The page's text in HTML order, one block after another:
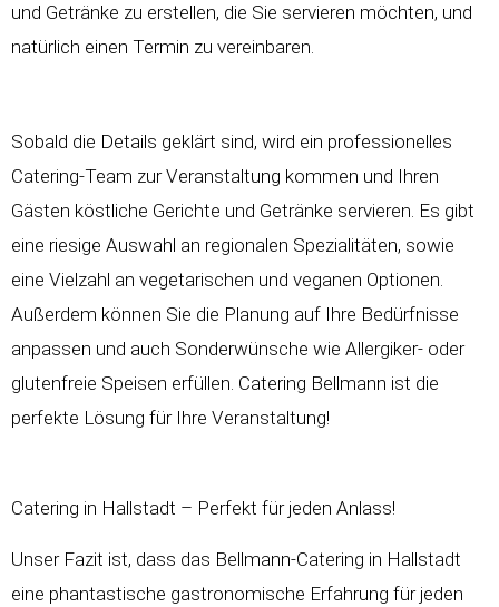
und Getränke zu erstellen, die Sie servieren möchten, und
natürlich einen Termin zu vereinbaren.
Sobald die Details geklärt sind, wird ein professionelles
Catering-Team zur Veranstaltung kommen und Ihren
Gästen köstliche Gerichte und Getränke servieren. Es gibt
eine riesige Auswahl an regionalen Spezialitäten, sowie
eine Vielzahl an vegetarischen und veganen Optionen.
Außerdem können Sie die Planung auf Ihre Bedürfnisse
anpassen und auch Sonderwünsche wie Allergiker- oder
glutenfreie Speisen erfüllen. Catering Bellmann ist die
perfekte Lösung für Ihre Veranstaltung!
Catering in Hallstadt – Perfekt für jeden Anlass!
Unser Fazit ist, dass das Bellmann-Catering in Hallstadt
eine phantastische gastronomische Erfahrung für jeden